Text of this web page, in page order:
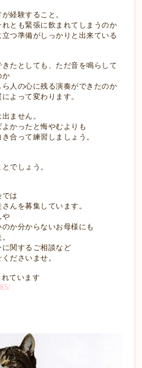
経験すること。
とも緊張に飲まれてしまうのか
つ準備がしっかりと出来ている
たとしても、ただ音を鳴らして
か
人の心に残る演奏ができたのか
よって変わります。
ません。
かったと悔やむよりも
合って練習しましょう。
でしょう。
は
んを募集しています。
や
か分からないお母様にも
関するご相談など
ださいませ。
ています